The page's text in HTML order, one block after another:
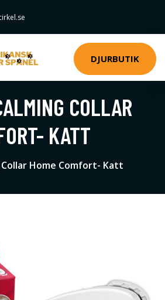
DJURBUTIK
COLLAR
KATT
Home Comfort- Katt